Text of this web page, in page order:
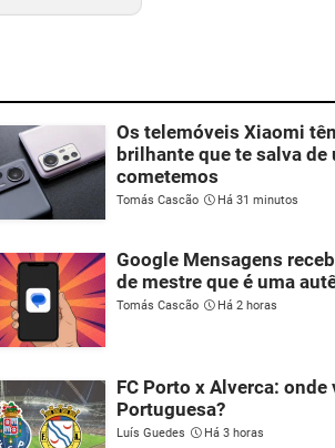
Os telemóveis Xiaomi
brilhante que te salva
cometemos
Tomás Cascão Há 31 minutos
Google Mensagens
de mestre que é uma
Tomás Cascão Há 2 horas
FC Porto x Alverca: onde
Portuguesa?
Luís Guedes Há 3 horas